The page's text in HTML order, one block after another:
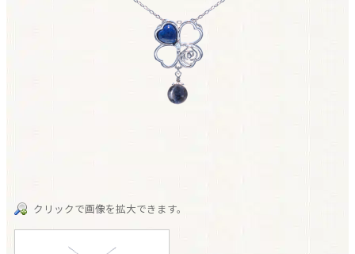
クリックで画像を拡大できます。